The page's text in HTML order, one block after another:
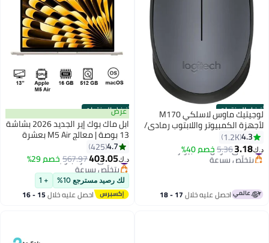
أفضل المنتجات لوجيتيك ماوس لاسلكي M170
لأجهزة الكمبيوتر واللابتوب رمادي/
أسود
4.3
1.2K
د.ك‏3.18
5.36خصم 40% #3 في ماوس الكمبيوتر
بتخلّص بسرعة
#3 في ماوس الكمبيوتر
احصل عليه خلال 17 - 18
أفضل المنتجات
عرض
ابل ماك بوك إير الجديد 2026 بشاشة
13 بوصة | معالج M5 Air بعشرة
أنوية ووحدة معالجة رسومات
بثمانية أنوية | ذاكرة وصول عشوائي
16 جيجابايت | قرص صلب SSD بسعة
مفاتيح إنجليزية | إضاءة Starlight
ستارلايت
4.7
425
د.ك‏403.05
567.97خصم 29% #7 في دفاتر لابتوب
بتخلّص بسرعة
#7 في دفاتر لابتوب
لك رصيد مسترجع 10% + 1
احصل عليه خلال 15 - 16